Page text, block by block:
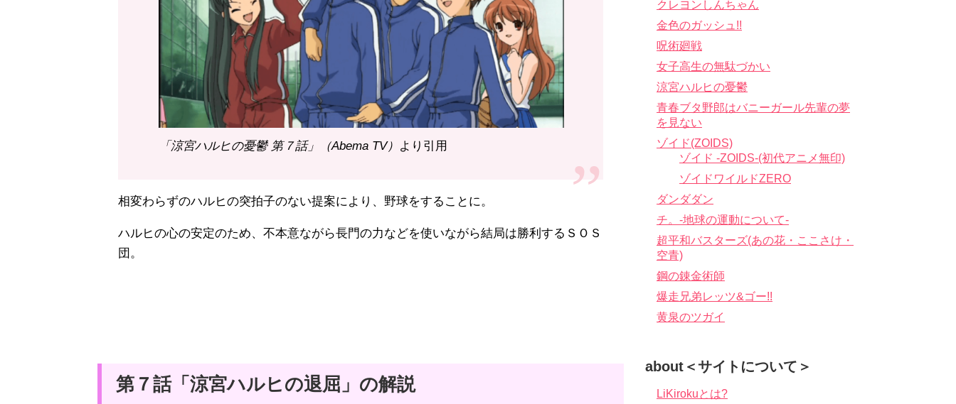
「涼宮ハルヒの憂鬱 第７話」（Abema TV） より引用
相変わらずのハルヒの突拍子のない提案により、野球をすることに。
ハルヒの心の安定のため、不本意ながら長門の力などを使いながら結局は勝利するＳＯＳ
団。
第７話「涼宮ハルヒの退屈」の解説
クレヨンしんちゃん
金色のガッシュ!!
呪術廻戦
女子高生の無駄づかい
涼宮ハルヒの憂鬱
青春ブタ野郎はバニーガール先輩の夢
を見ない
ゾイド(ZOIDS)
ゾイド -ZOIDS-(初代アニメ無印)
ゾイドワイルドZERO
ダンダダン
チ。-地球の運動について-
超平和バスターズ(あの花・ここさけ・
空青)
鋼の錬金術師
爆走兄弟レッツ&ゴー!!
黄泉のツガイ
about＜サイトについて＞
LiKirokuとは?